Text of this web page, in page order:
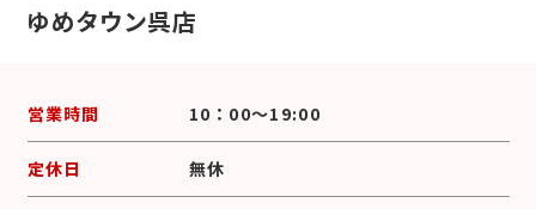
ゆめタウン呉店
営業時間 10：00～19:00
定休日 無休